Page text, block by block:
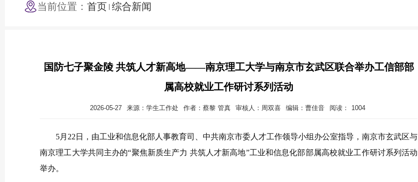
当前位置： 首页 综合新闻
国防七子聚金陵 共筑人才新高地——南京理工大学与南京市玄武区联合举办工信部部
属高校就业工作研讨系列活动
2026-05-27 来源：学生工作处 作者：蔡黎 管真 审核人：周双喜 编辑：曹佳音 阅读： 1004
5月22日，由工业和信息化部人事教育司、中共南京市委人才工作领导小组办公室指导，南京市玄武区与
南京理工大学共同主办的“聚焦新质生产力 共筑人才新高地”工业和信息化部部属高校就业工作研讨系列活动
举办。